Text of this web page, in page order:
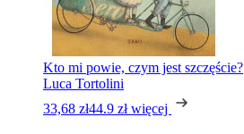
Kto mi powie, czym jest szczęście?
Luca Tortolini
33,68 zł44.9 zł więcej